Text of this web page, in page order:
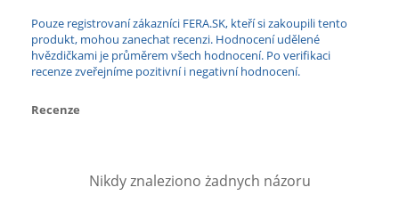
Pouze registrovaní zákazníci FERA.SK, kteří si zakoupili tento
produkt, mohou zanechat recenzi. Hodnocení udělené
hvězdičkami je průměrem všech hodnocení. Po verifikaci
recenze zveřejníme pozitivní i negativní hodnocení.
Recenze
Nikdy znaleziono żadnych názoru